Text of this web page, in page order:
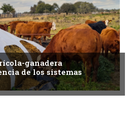
ganadera
de los sistemas